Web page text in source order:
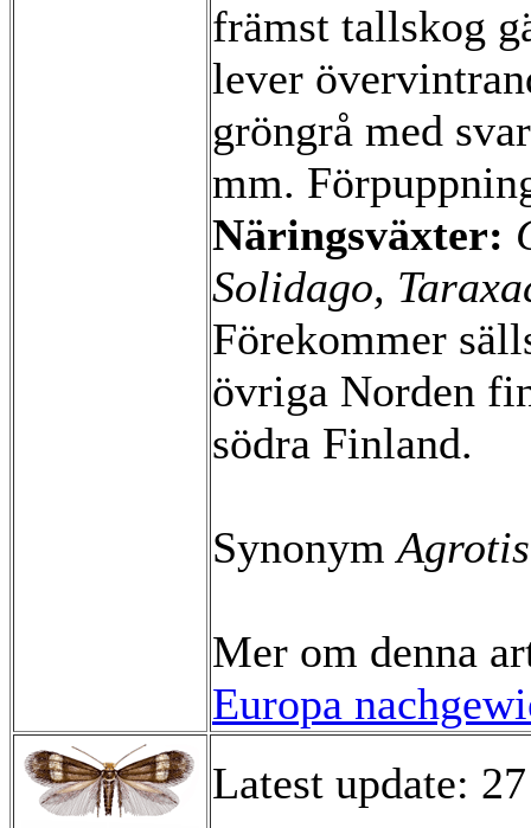
främst tallskog
lever
gröngrå med
mm.
Näringsväxter:
Solidago,
Förekommer
övriga Norden
södra Finland.
Synonym
Mer om denna
Europa
Latest update: